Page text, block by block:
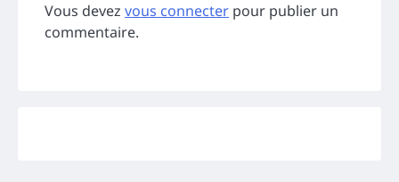
Vous devez vous connecter pour publier un
commentaire.